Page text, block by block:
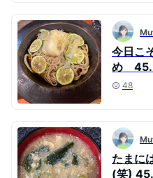
今日こ
め
48
たまに
(笑)